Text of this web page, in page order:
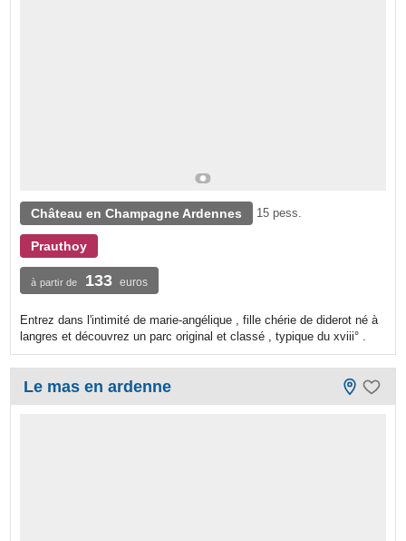
Château en Champagne Ardennes 15 pess.
Prauthoy
à partir de 133 euros
Entrez dans l'intimité de marie-angélique , fille chérie de diderot né à
langres et découvrez un parc original et classé , typique du xviii° .
Le mas en ardenne